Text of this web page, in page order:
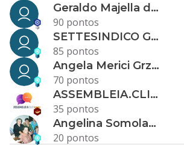
Geraldo Majella da Silva
90 pontos
SETTESINDICO GOVERNANÇA CONDOMINIAL
85 pontos
Angela Merici Grzybowski
70 pontos
ASSEMBLEIA.CLICK
35 pontos
Angelina Somolanji R. Oliveira
20 pontos